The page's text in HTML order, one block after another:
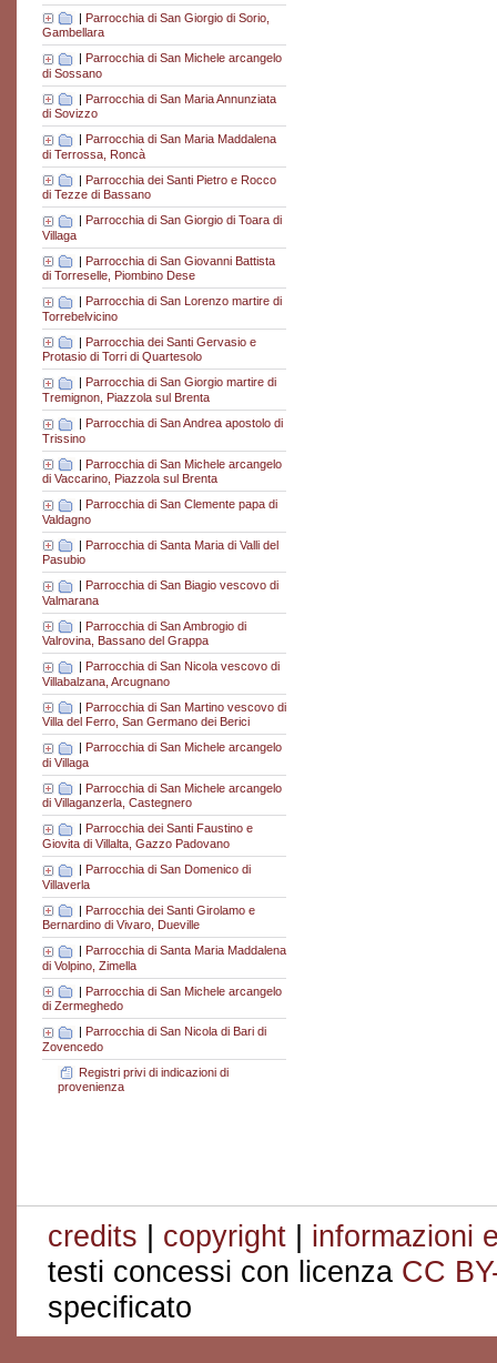
| Parrocchia di San Giorgio di Sorio,
Gambellara
| Parrocchia di San Michele arcangelo
di Sossano
| Parrocchia di San Maria Annunziata
di Sovizzo
| Parrocchia di San Maria Maddalena
di Terrossa, Roncà
| Parrocchia dei Santi Pietro e Rocco
di Tezze di Bassano
Parrocchia di San Giorgio di Toara di
Villaga
| Parrocchia di San Giovanni Battista
di Torreselle, Piombino Dese
Parrocchia di San Lorenzo martire di
Torrebelvicino
| Parrocchia dei Santi Gervasio e
Protasio di Torri di Quartesolo
Parrocchia di San Giorgio martire di
Tremignon, Piazzola sul Brenta
| Parrocchia di San Andrea apostolo di
Trissino
| Parrocchia di San Michele arcangelo
di Vaccarino, Piazzola sul Brenta
| Parrocchia di San Clemente papa di
Valdagno
| Parrocchia di Santa Maria di Valli del
Pasubio
| Parrocchia di San Biagio vescovo di
Valmarana
| Parrocchia di San Ambrogio di
Valrovina, Bassano del Grappa
Parrocchia di San Nicola vescovo di
Villabalzana, Arcugnano
| Parrocchia di San Martino vescovo di
Villa del Ferro, San Germano dei Berici
Parrocchia di San Michele arcangelo
di Villaga
| Parrocchia di San Michele arcangelo
di Villaganzerla, Castegnero
Parrocchia dei Santi Faustino e
Giovita di Villalta, Gazzo Padovano
| Parrocchia di San Domenico di
Villaverla
| Parrocchia dei Santi Girolamo e
Bernardino di Vivaro, Dueville
| Parrocchia di Santa Maria Maddalena
di Volpino, Zimella
| Parrocchia di San Michele arcangelo
di Zermeghedo
Parrocchia di San Nicola di Bari di
Zovencedo
Registri privi di indicazioni di
provenienza
credits | copyright | informazioni
testi concessi con licenza CC
specificato